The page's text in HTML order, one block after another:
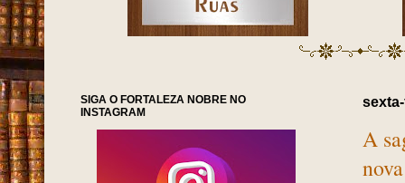
A
SIGA O FORTALEZA NOBRE NO
INSTAGRAM